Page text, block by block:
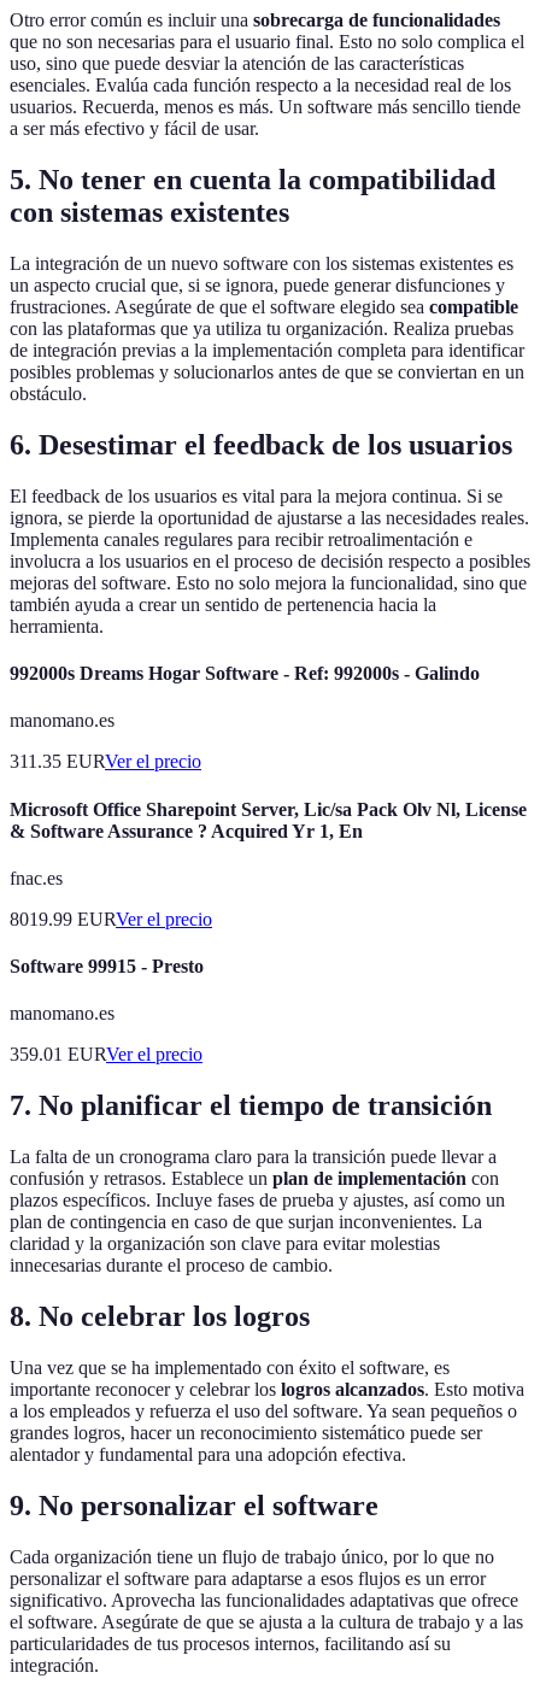
Otro error común es incluir una sobrecarga de funcionalidades
que no son necesarias para el usuario final. Esto no solo complica el
uso, sino que puede desviar la atención de las características
esenciales. Evalúa cada función respecto a la necesidad real de los
usuarios. Recuerda, menos es más. Un software más sencillo tiende
a ser más efectivo y fácil de usar.
5. No tener en cuenta la compatibilidad
con sistemas existentes
La integración de un nuevo software con los sistemas existentes es
un aspecto crucial que, si se ignora, puede generar disfunciones y
frustraciones. Asegúrate de que el software elegido sea compatible
con las plataformas que ya utiliza tu organización. Realiza pruebas
de integración previas a la implementación completa para identificar
posibles problemas y solucionarlos antes de que se conviertan en un
obstáculo.
6. Desestimar el feedback de los usuarios
El feedback de los usuarios es vital para la mejora continua. Si se
ignora, se pierde la oportunidad de ajustarse a las necesidades reales.
Implementa canales regulares para recibir retroalimentación e
involucra a los usuarios en el proceso de decisión respecto a posibles
mejoras del software. Esto no solo mejora la funcionalidad, sino que
también ayuda a crear un sentido de pertenencia hacia la
herramienta.
992000s Dreams Hogar Software - Ref: 992000s - Galindo
manomano.es
311.35 EURVer el precio
Microsoft Office Sharepoint Server, Lic/sa Pack Olv Nl, License
& Software Assurance ? Acquired Yr 1, En
fnac.es
8019.99 EURVer el precio
Software 99915 - Presto
manomano.es
359.01 EURVer el precio
7. No planificar el tiempo de transición
La falta de un cronograma claro para la transición puede llevar a
confusión y retrasos. Establece un plan de implementación con
plazos específicos. Incluye fases de prueba y ajustes, así como un
plan de contingencia en caso de que surjan inconvenientes. La
claridad y la organización son clave para evitar molestias
innecesarias durante el proceso de cambio.
8. No celebrar los logros
Una vez que se ha implementado con éxito el software, es
importante reconocer y celebrar los logros alcanzados. Esto motiva
a los empleados y refuerza el uso del software. Ya sean pequeños o
grandes logros, hacer un reconocimiento sistemático puede ser
alentador y fundamental para una adopción efectiva.
9. No personalizar el software
Cada organización tiene un flujo de trabajo único, por lo que no
personalizar el software para adaptarse a esos flujos es un error
significativo. Aprovecha las funcionalidades adaptativas que ofrece
el software. Asegúrate de que se ajusta a la cultura de trabajo y a las
particularidades de tus procesos internos, facilitando así su
integración.